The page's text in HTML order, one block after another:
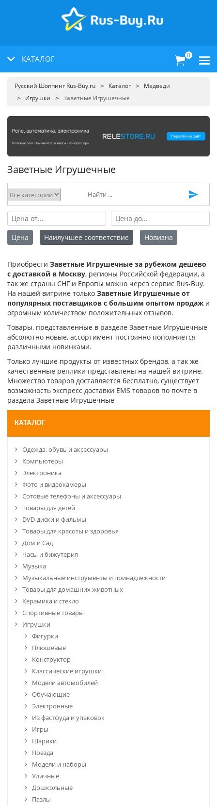
КАТАЛОГ 0
Русский Шоппинг Rus-Buy.ru Каталог
Медведи
Игрушки
Заветные Игрушечные
Заветные Игрушечные
КАТАЛОГ
Одежда, обувь и аксессуары
Компьютеры
Электроника
Фото и видеокамеры
Сотовые телефоны и аксессуары
Товары для детей
DVD-диски и фильмы
Товары для красоты и здоровья
Дом и Сад
Часы и бижутерия
Музыка
Музыкальные инструменты и принадлежности
Товары для домашних животных
Керамика и стекло
Спортивные товары
Игрушки
Фигурки
Плюшевые
Конструктор
Классические игрушки
Модели автомобилей
Обучающие
Электронные
Из фастфуда и упаковок
Игры
Шарики
Поезда
Модели и наборы
Уличные
Дошкольные
Пазлы
Цена Наилучшее соответствие Новизна
Приобрести Заветные Игрушечные за рубежом дешево
с доставкой в Москву, регионы Российской федерации, а
так же страны СНГ и Европы можно через сервис Rus-Buy.
На нашей витрине только Заветные Игрушечные от
популярных поставщиков с большим опытом продаж и
огромным количеством положительных отзывов.
Товары, представленные в разделе Заветные Игрушечные
абсолютно новые, ассортимент постоянно пополняется
различными новинками.
Только лучшие продукты от известных брендов, а так же
качественные реплики представлены на нашей витрине.
Множество товаров доставляется бесплатно, существует
возможность экспресс доставки EMS товаров по почте в
раздела Заветные Игрушечные